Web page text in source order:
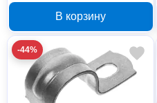
PR08.2530
В корзину
-44%